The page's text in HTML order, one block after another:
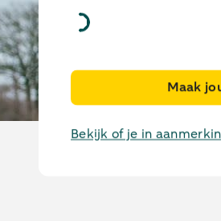
Pick-up leasen
Maak
Bekijk of je in